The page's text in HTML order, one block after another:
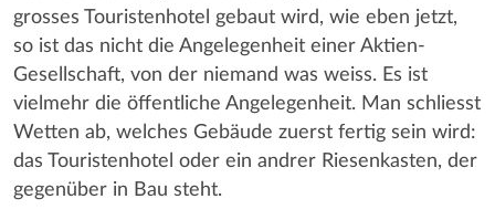
grosses Touristenhotel gebaut wird, wie eben jetzt,
so ist das nicht die Angelegenheit einer Aktien-
Gesellschaft, von der niemand was weiss. Es ist
vielmehr die öffentliche Angelegenheit. Man schliesst
Wetten ab, welches Gebäude zuerst fertig sein wird:
das Touristenhotel oder ein andrer Riesenkasten, der
gegenüber in Bau steht.